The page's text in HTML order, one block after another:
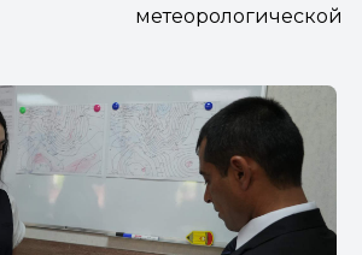
метеорологической